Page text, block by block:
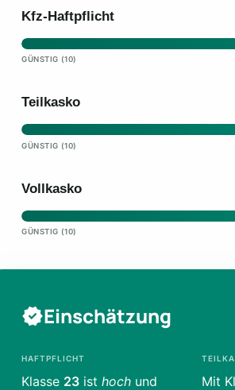
Kfz-Haftpflicht
GÜNSTIG (10)
Teilkasko
GÜNSTIG (10)
Vollkasko
GÜNSTIG (10)
Einschätzung
HAFTPFLICHT
Klasse 23 ist hoch und
Mit